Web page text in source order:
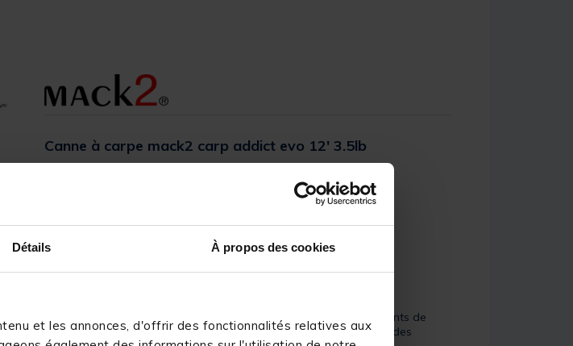
Détails À propos des cookies
et les annonces, d'offrir des fonctionnalités relatives aux
Canne à carpe mack2 carp addict evo 12' 3.5lb
Description
Avec un blank performant des finitions soignées et des équipements de
qualité, cette série de cannes Carp Addict Evo est sûrement l'une des